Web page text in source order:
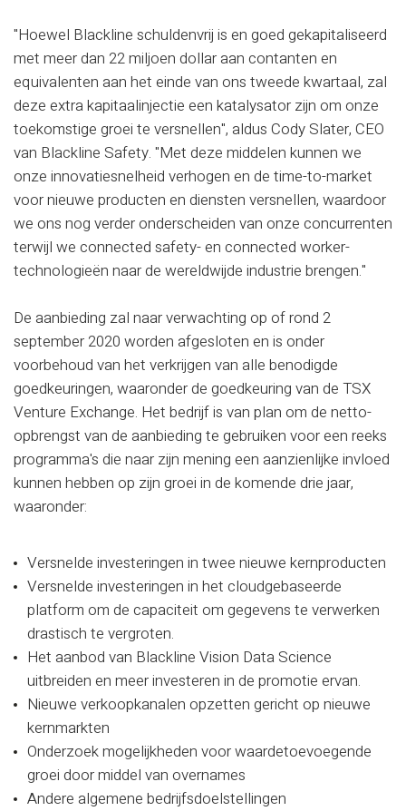
"Hoewel Blackline schuldenvrij is en goed gekapitaliseerd
met meer dan 22 miljoen dollar aan contanten en
equivalenten aan het einde van ons tweede kwartaal, zal
deze extra kapitaalinjectie een katalysator zijn om onze
toekomstige groei te versnellen", aldus Cody Slater, CEO
van Blackline Safety. "Met deze middelen kunnen we
onze innovatiesnelheid verhogen en de time-to-market
voor nieuwe producten en diensten versnellen, waardoor
we ons nog verder onderscheiden van onze concurrenten
terwijl we connected safety- en connected worker-
technologieën naar de wereldwijde industrie brengen."
De aanbieding zal naar verwachting op of rond 2
september 2020 worden afgesloten en is onder
voorbehoud van het verkrijgen van alle benodigde
goedkeuringen, waaronder de goedkeuring van de TSX
Venture Exchange. Het bedrijf is van plan om de netto-
opbrengst van de aanbieding te gebruiken voor een reeks
programma's die naar zijn mening een aanzienlijke invloed
kunnen hebben op zijn groei in de komende drie jaar,
waaronder:
Versnelde investeringen in twee nieuwe kernproducten
Versnelde investeringen in het cloudgebaseerde
platform om de capaciteit om gegevens te verwerken
drastisch te vergroten.
Het aanbod van Blackline Vision Data Science
uitbreiden en meer investeren in de promotie ervan.
Nieuwe verkoopkanalen opzetten gericht op nieuwe
kernmarkten
Onderzoek mogelijkheden voor waardetoevoegende
groei door middel van overnames
Andere algemene bedrijfsdoelstellingen